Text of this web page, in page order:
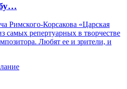
Римского-Корсакова «Царская
самых репертуарных в творчестве
Любят ее и зрители, и